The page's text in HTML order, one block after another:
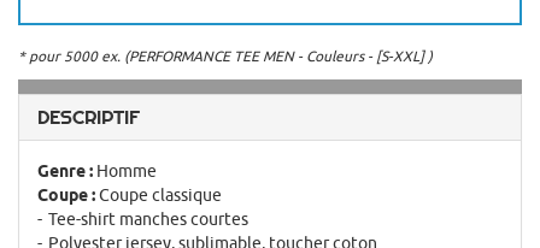
* pour 5000 ex. (PERFORMANCE TEE MEN - Couleurs - [S-XXL] )
DESCRIPTIF
Genre : Homme
Coupe :Coupe classique
Tee-shirt manches courtes
Polyester jersey, sublimable, toucher coton